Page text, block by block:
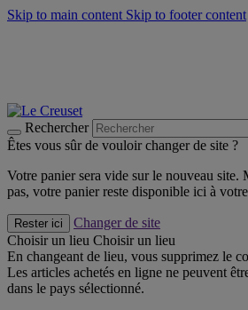
Skip to main content Skip to footer content
Rechercher
Êtes vous sûr de vouloir changer de site ?
Votre panier sera vide sur le nouveau site.
pas, votre panier reste disponible ici à
Rester ici
Changer de site
Choisir un lieu Choisir un lieu
En changeant de lieu, vous supprimez le
Les articles achetés en ligne ne peuvent
dans le pays sélectionné.